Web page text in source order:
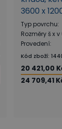
3600 x
Typ povrchu:
Rozměry š x
Provedení:
Kód zboží:
20 421,00
24 709,41